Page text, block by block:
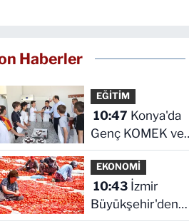
Haberler
EĞİTİM
10:47
Genç KOMEK ve
Bilgehaneler'de
eğlenceli yaz
EKONOMİ
10:43
Büyükşehir'den